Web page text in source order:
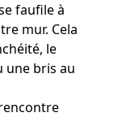
faufile à
mur. Cela
le
une bris au